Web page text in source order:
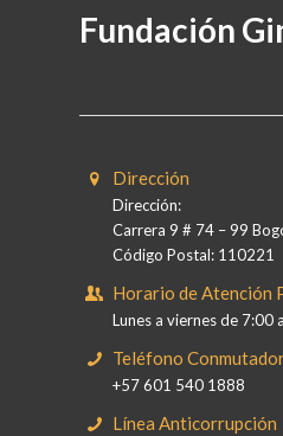
Fundación
Dirección
Dirección:
Carrera 9 # 74 – 99
Código Postal: 110221
Horario de Atención
Lunes a viernes de 7:00
Teléfono
+57 601 540 1888
Línea Anticorrupción